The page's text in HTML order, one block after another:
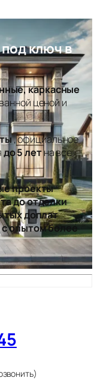
ключ в
каркасные
ценой и
, официальное
до 5 летна все
проекты
до отделки
доплат
опытом более